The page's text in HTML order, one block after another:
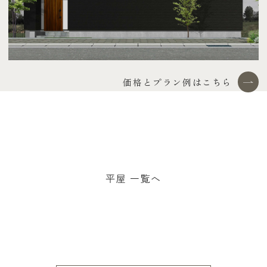
価格とプラン例はこちら
平屋 一覧へ